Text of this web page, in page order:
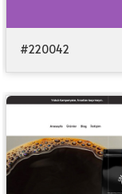
#220042